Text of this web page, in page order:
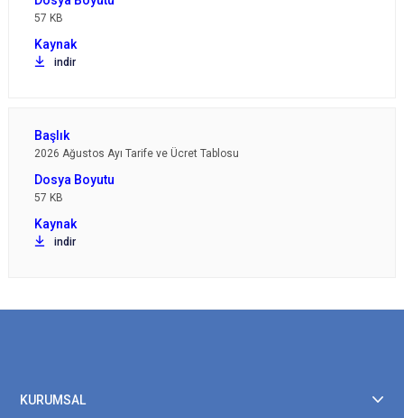
57 KB
indir
2026 Ağustos Ayı Tarife ve Ücret Tablosu
57 KB
indir
KURUMSAL